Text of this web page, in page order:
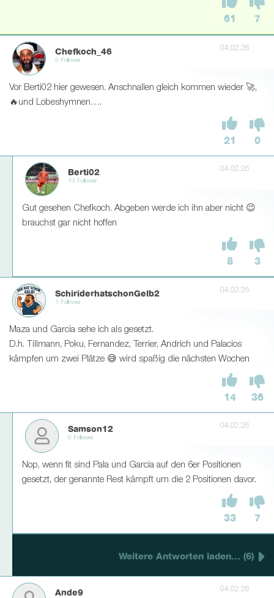
61 7
Chefkoch_46
5 Follower
04.02.26
Vor Berti02 hier gewesen. Anschnallen gleich kommen wieder 🚀,
🔥und Lobeshymnen….
21 0
Berti02
13 Follower
04.02.26
Gut gesehen Chefkoch. Abgeben werde ich ihn aber nicht 😉
brauchst gar nicht hoffen
8 3
SchiriderhatschonGelb2
1 Follower
04.02.26
Maza und Garcia sehe ich als gesetzt.
D.h. Tillmann, Poku, Fernandez, Terrier, Andrich und Palacios
kämpfen um zwei Plätze 😅 wird spaßig die nächsten Wochen
14 36
Samson12
0 Follower
04.02.26
Nop, wenn fit sind Pala und Garcia auf den 6er Positionen
gesetzt, der genannte Rest kämpft um die 2 Positionen davor.
33 7
Weitere Antworten laden... (6)
Ande9 04.02.26